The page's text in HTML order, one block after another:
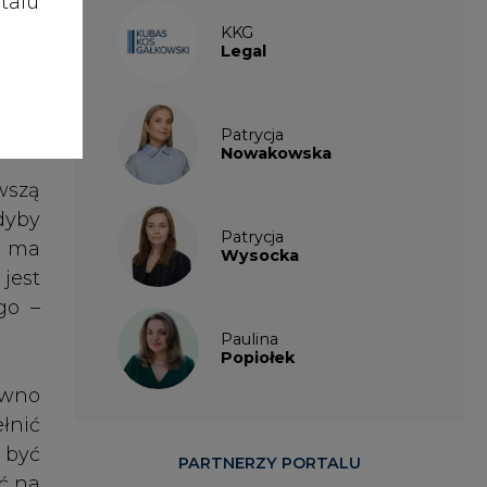
na